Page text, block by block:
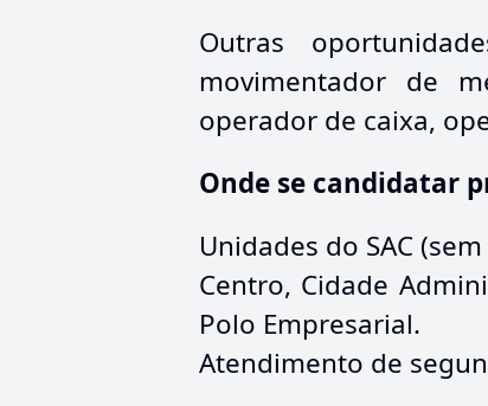
Outras
movimentador de
operador de caixa,
Onde se candidatar
Unidades do SAC
Centro, Cidade
Polo Empresarial.
Atendimento de